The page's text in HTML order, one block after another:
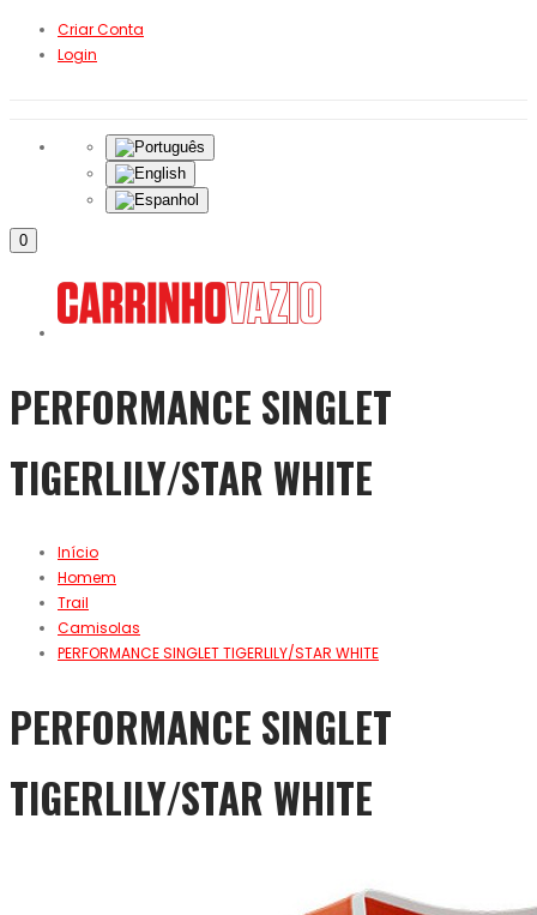
Criar Conta
Login
0
PERFORMANCE SINGLET
TIGERLILY/STAR WHITE
Início
Homem
Trail
Camisolas
PERFORMANCE SINGLET TIGERLILY/STAR WHITE
PERFORMANCE SINGLET
TIGERLILY/STAR WHITE